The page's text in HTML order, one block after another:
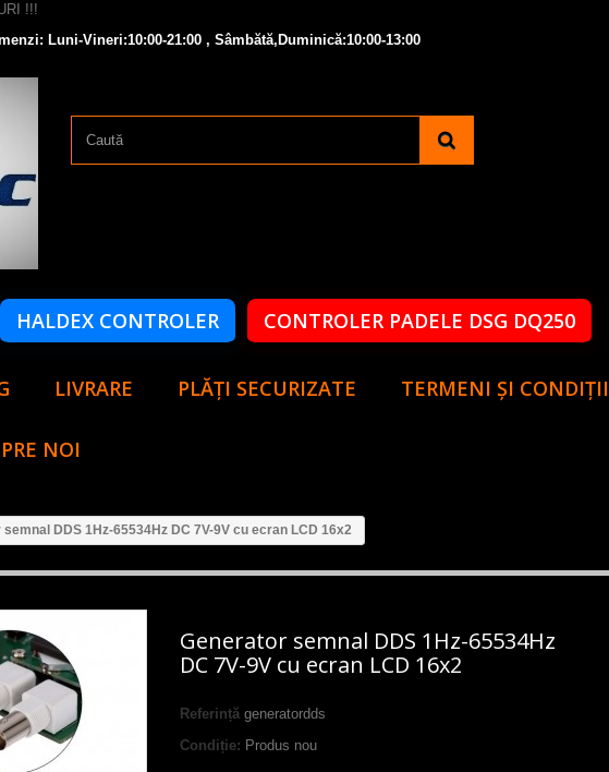
Luni-Vineri:10:00-21:00 , Sâmbătă,Duminică:10:00-13:00
HALDEX CONTROLER CONTROLER PADELE DSG DQ250
LIVRARE PLĂȚI SECURIZATE TERMENI ȘI CONDIȚII
NOI
DDS 1Hz-65534Hz DC 7V-9V cu ecran LCD 16x2
Generator semnal DDS 1Hz-65534Hz
DC 7V-9V cu ecran LCD 16x2
Referință generatordds
Condiție: Produs nou